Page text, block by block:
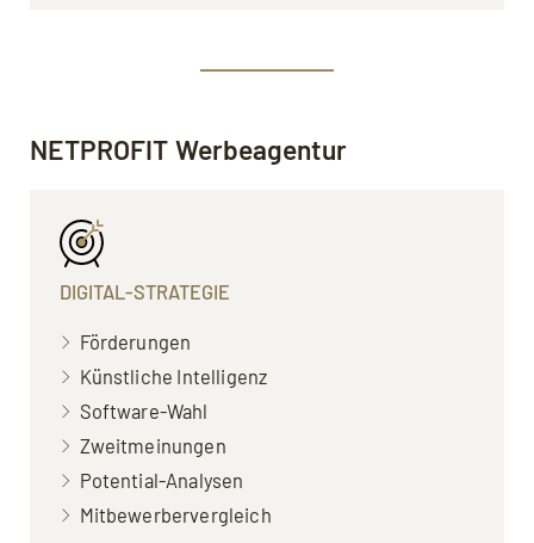
NETPROFIT Werbeagentur
DIGITAL-STRATEGIE
Förderungen
Künstliche Intelligenz
Software-Wahl
Zweitmeinungen
Potential-Analysen
Mitbewerbervergleich